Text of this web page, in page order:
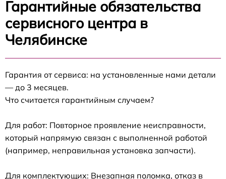
Гарантийные обязательства
сервисного центра в
Челябинске
Гарантия от сервиса: на установленные нами детали
— до 3 месяцев.
Что считается гарантийным случаем?
Для работ: Повторное проявление неисправности,
который напрямую связан с выполненной работой
(например, неправильная установка запчасти).
Для комплектующих: Внезапная поломка, отказ в